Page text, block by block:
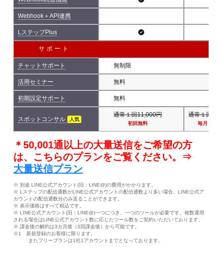
Webhook＋API連携
LステップPlus
サポート
チャットサポート 無制限
活用セミナー 無料
初期設定サポート 無料
スポットコンサル 人気
通常１回11,000円
初回無料
通常１回
毎月１回
＊50,001通以上の大量送信をご希望の方
は、こちらのプランをご覧ください。⇒
大量送信プラン
※ 別途 LINE公式アカウント(旧：LINE@)の費用がかかります。
※ Lステップの配信通数がLINE公式アカウントの配信通数より多い場合、LINE公式ア
カウントの配信通数分のみ送ることができます。
※ 表示価格はすべて税込です。
※ LINE公式アカウント(旧：LINE@)一つにつき、一つのツールが必要です。複数運用
される場合はLINE公式アカウント数に応じたツール数をご契約いただいております。
※ 課金後の解約は3カ月後（3回課金後）から可能です。
※1 新規登録のお客様に限ります。
またフリープランは1社1アカウントまでとなっております。